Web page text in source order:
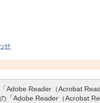
せ
Adobe Reader（Acrobat
「Adobe Reader（Acrobat